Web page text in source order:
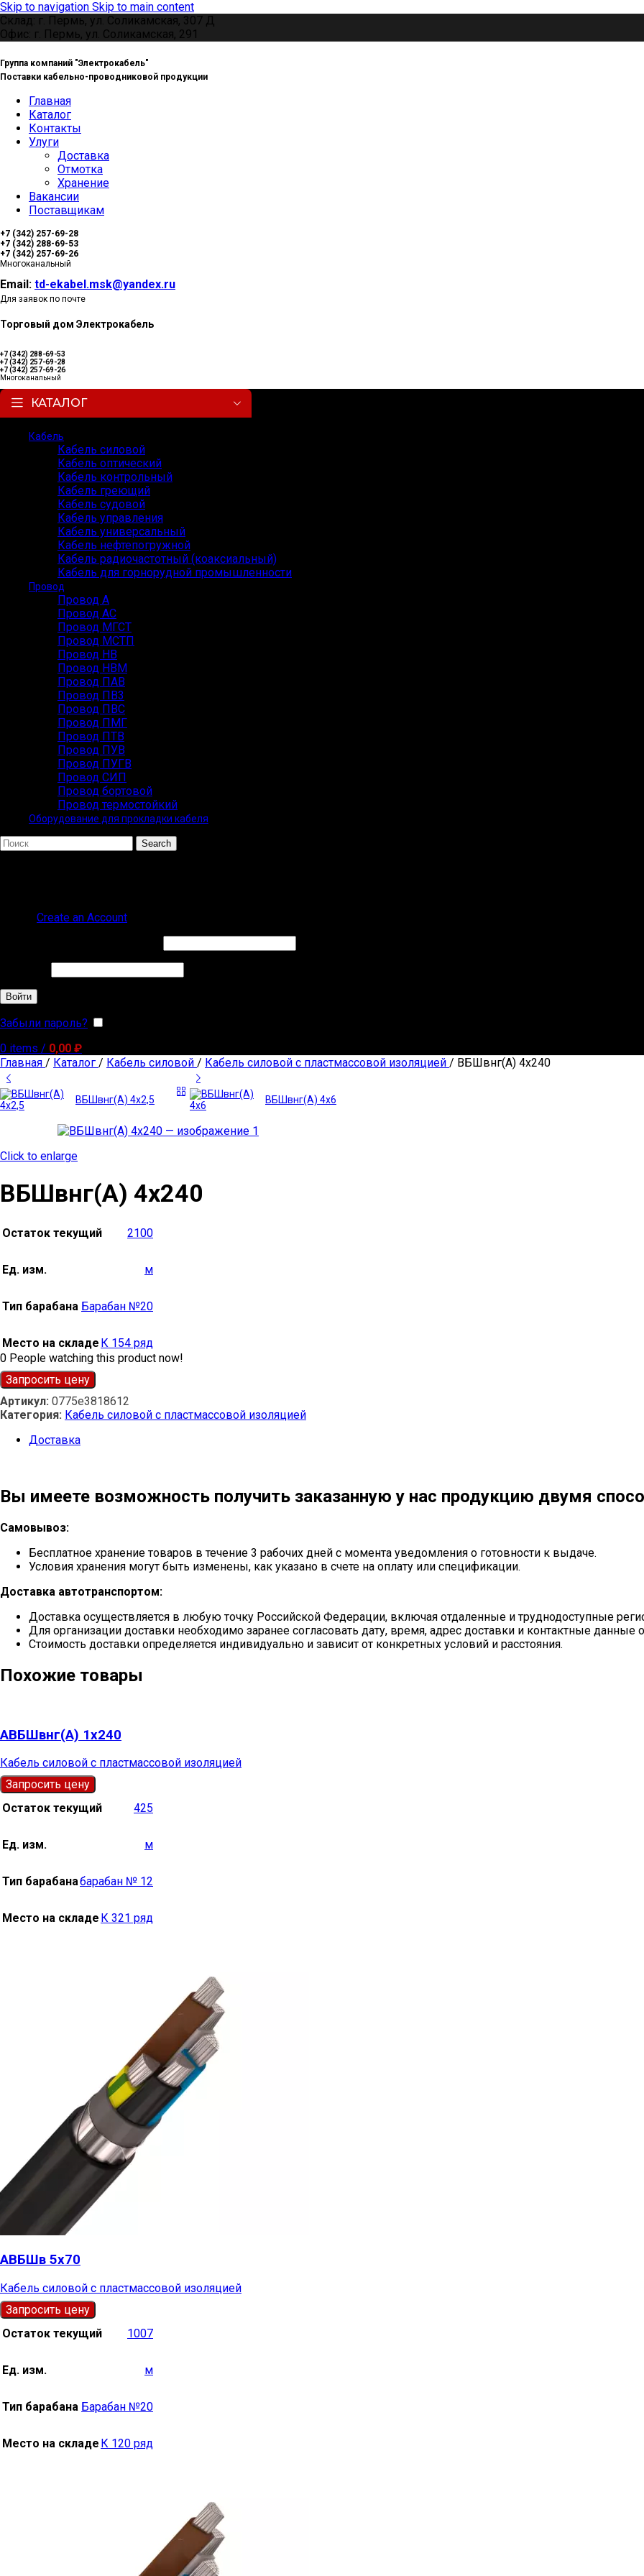
Skip to navigation Skip to main content
Склад: г. Пермь, ул. Соликамская, 307 Д
Офис: г. Пермь, ул. Соликамская, 291
Группа компаний "Электрокабель"
Поставки кабельно-проводниковой продукции
Главная
Каталог
Контакты
Улуги
Доставка
Отмотка
Хранение
Вакансии
Поставщикам
+7 (342) 257-69-28
+7 (342) 288-69-53
+7 (342) 257-69-26
Многоканальный
Email: td-ekabel.msk@yandex.ru
Для заявок по почте
Торговый дом Электрокабель
+7 (342) 288-69-53
+7 (342) 257-69-28
+7 (342) 257-69-26
Многоканальный
КАТАЛОГ
Кабель
Кабель силовой
Кабель оптический
Кабель контрольный
Кабель греющий
Кабель судовой
Кабель управления
Кабель универсальный
Кабель нефтепогружной
Кабель радиочастотный (коаксиальный)
Кабель для горнорудной промышленности
Провод
Провод А
Провод АС
Провод МГСТ
Провод МСТП
Провод НВ
Провод НВМ
Провод ПАВ
Провод ПВ3
Провод ПВС
Провод ПМГ
Провод ПТВ
Провод ПУВ
Провод ПУГВ
Провод СИП
Провод бортовой
Провод термостойкий
Оборудование для прокладки кабеля
Search
Create an Account
Войти
Забыли пароль?
0 items / 0,00 ₽
Главная / Каталог / Кабель силовой / Кабель силовой с пластмассовой изоляцией / ВБШвнг(А) 4х240
ВБШвнг(А) 4х2,5 ВБШвнг(А) 4х6
Click to enlarge
ВБШвнг(А) 4х240
Остаток текущий 2100
Ед. изм. м
Тип барабана Барабан №20
Место на складе К 154 ряд
0 People watching this product now!
Запросить цену
Артикул: 0775e3818612
Категория: Кабель силовой с пластмассовой изоляцией
Доставка
Вы имеете возможность получить заказанную у нас продукцию двумя
Самовывоз:
Бесплатное хранение товаров в течение 3 рабочих дней с момента уведомления о готовности к выдаче.
Условия хранения могут быть изменены, как указано в счете на оплату или спецификации.
Доставка автотранспортом:
Доставка осуществляется в любую точку Российской Федерации, включая отдаленные и труднодоступные
Для организации доставки необходимо заранее согласовать дату, время, адрес доставки и контактные данные
Стоимость доставки определяется индивидуально и зависит от конкретных условий и расстояния.
Похожие товары
АВБШвнг(А) 1х240
Кабель силовой с пластмассовой изоляцией
Запросить цену
Остаток текущий
425
Ед. изм. м
Тип барабанабарабан № 12
Место на складе К 321 ряд
АВБШв 5х70
Кабель силовой с пластмассовой изоляцией
Запросить цену
Остаток текущий
1007
Ед. изм. м
Тип барабана Барабан №20
Место на складе К 120 ряд